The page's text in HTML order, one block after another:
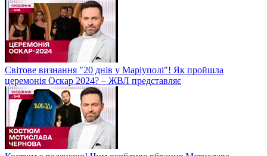
Світове визнання "20 днів у Маріуполі"! Як пройшла
церемонія Оскар 2024? – ЖВЛ представляє